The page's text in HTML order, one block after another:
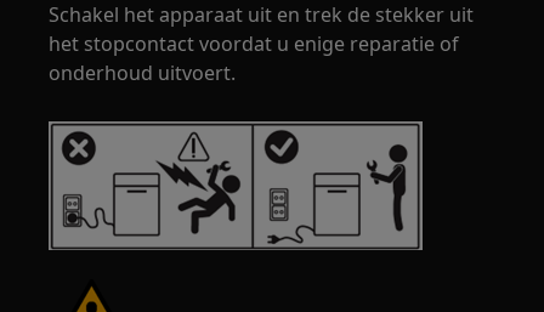
Schakel het apparaat uit en trek de stekker uit
het stopcontact voordat u enige reparatie of
onderhoud uitvoert.